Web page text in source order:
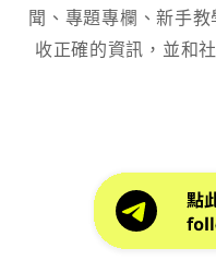
聞、專題專欄、新手
收正確的資訊，並和